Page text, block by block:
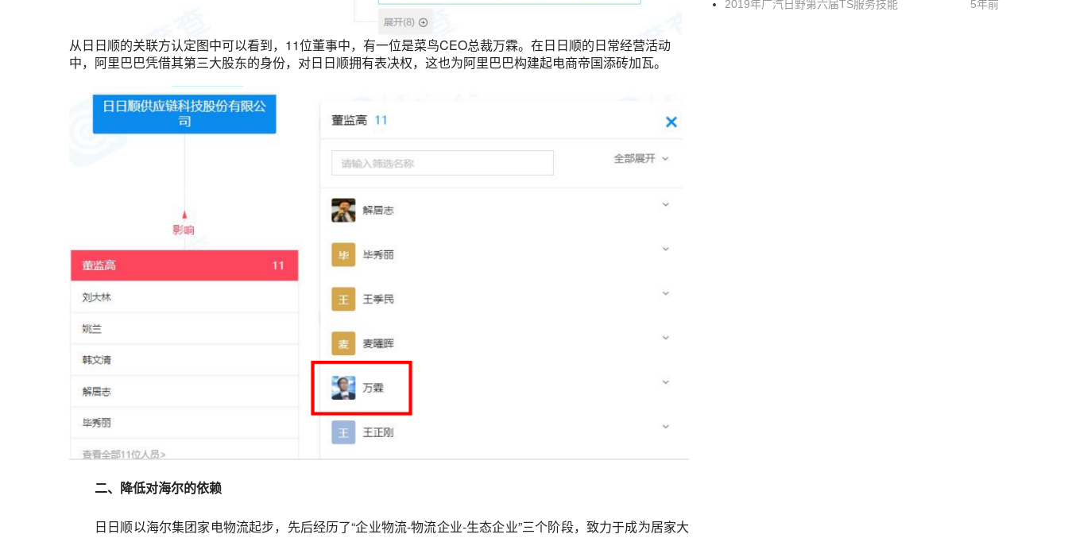
从日日顺的关联方认定图中可以看到，11位董事中，有一位是菜鸟CEO总裁万霖。在日日顺的日常经营活动
中，阿里巴巴凭借其第三大股东的身份，对日日顺拥有表决权，这也为阿里巴巴构建起电商帝国添砖加瓦。
二、降低对海尔的依赖
日日顺以海尔集团家电物流起步，先后经历了“企业物流-物流企业-生态企业”三个阶段，致力于成为居家大
2019年广汽日野第六届TS服务技能
5年前